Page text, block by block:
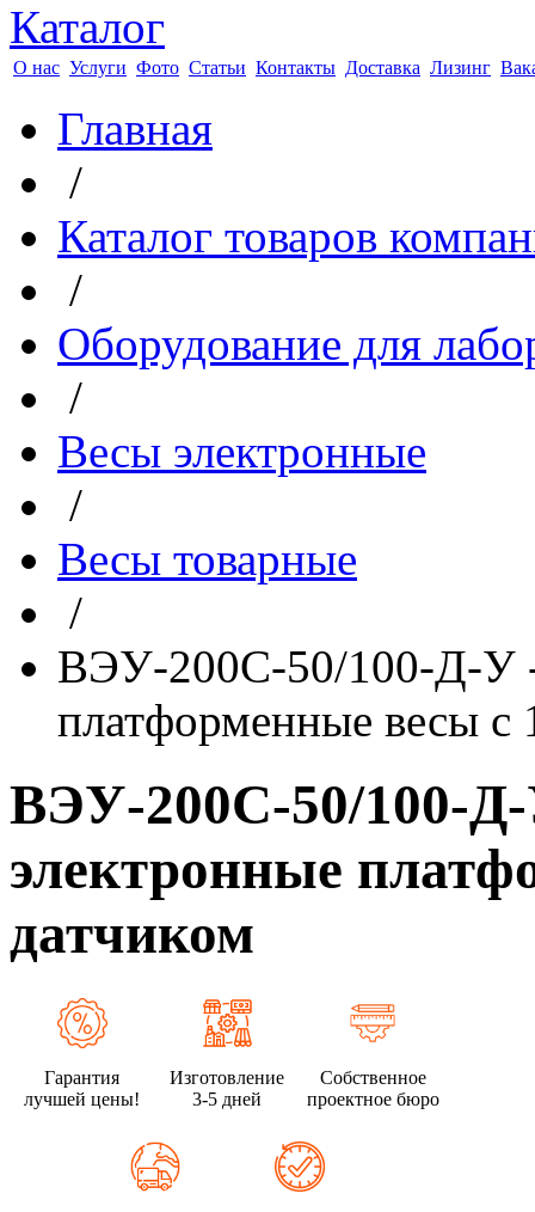
Каталог
О нас Услуги Фото Статьи Контакты Доставка Лизинг
Главная
/
Каталог товаров
/
Оборудование для
/
Весы электронные
/
Весы товарные
/
ВЭУ-200С-50/100-Д-У
платформенные весы с
ВЭУ-200С-50/100-
электронные
датчиком
Гарантия
лучшей цены!
Изготовление
3-5 дней
Собственное
проектное бюро